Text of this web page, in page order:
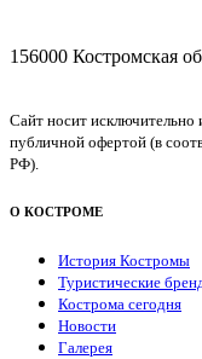
156000 Костромская
Сайт носит исключительно
публичной офертой (в
РФ).
О КОСТРОМЕ
История Костромы
Туристические
Кострома сегодня
Новости
Галерея